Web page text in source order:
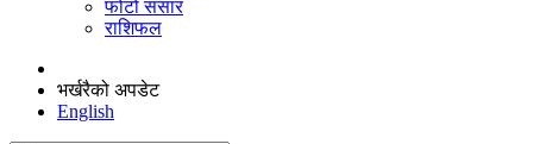
फोटो संसार
राशिफल
भर्खरैको अपडेट
English